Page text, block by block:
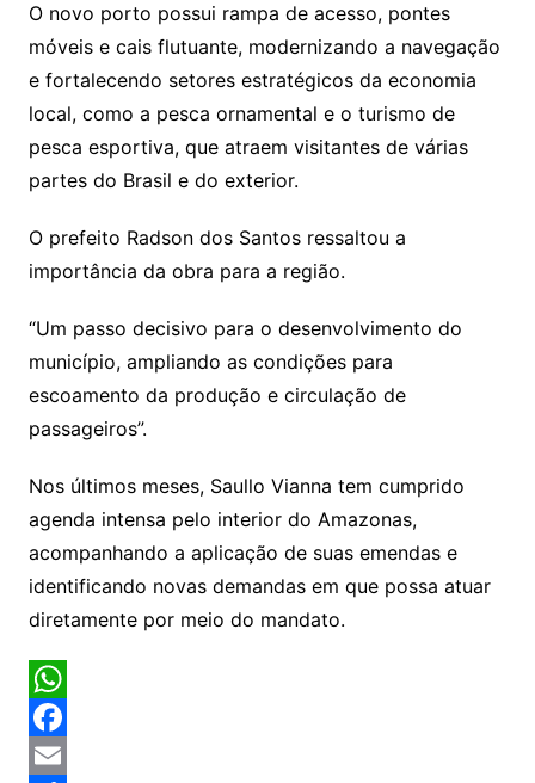
O novo porto possui rampa de acesso, pontes
móveis e cais flutuante, modernizando a navegação
e fortalecendo setores estratégicos da economia
local, como a pesca ornamental e o turismo de
pesca esportiva, que atraem visitantes de várias
partes do Brasil e do exterior.
O prefeito Radson dos Santos ressaltou a
importância da obra para a região.
“Um passo decisivo para o desenvolvimento do
município, ampliando as condições para
escoamento da produção e circulação de
passageiros”.
Nos últimos meses, Saullo Vianna tem cumprido
agenda intensa pelo interior do Amazonas,
acompanhando a aplicação de suas emendas e
identificando novas demandas em que possa atuar
diretamente por meio do mandato.
W
hF